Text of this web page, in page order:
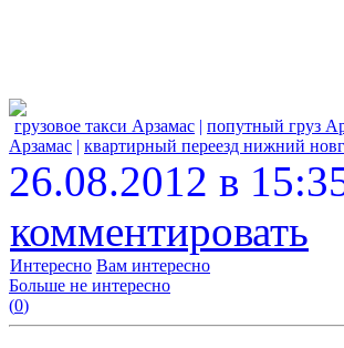
грузовое такси Арзамас | попутный груз
Арзамас | квартирный переезд нижний
26.08.2012 в
комментировать
Интересно Вам интересно
Больше не интересно
(0)